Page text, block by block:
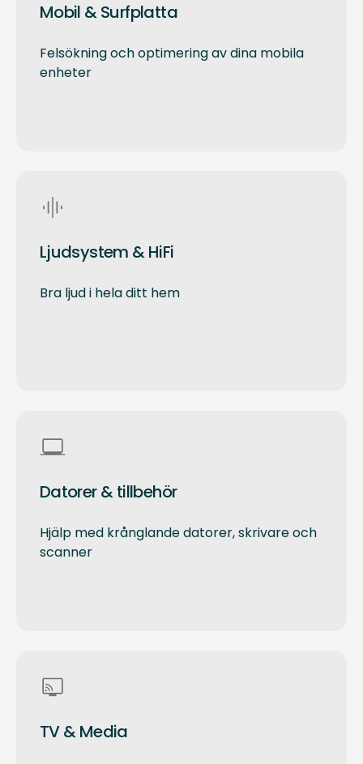
Mobil & Surfplatta
Felsökning och optimering av dina mobila
enheter
Ljudsystem & HiFi
Bra ljud i hela ditt hem
Datorer & tillbehör
Hjälp med krånglande datorer, skrivare och
scanner
TV & Media